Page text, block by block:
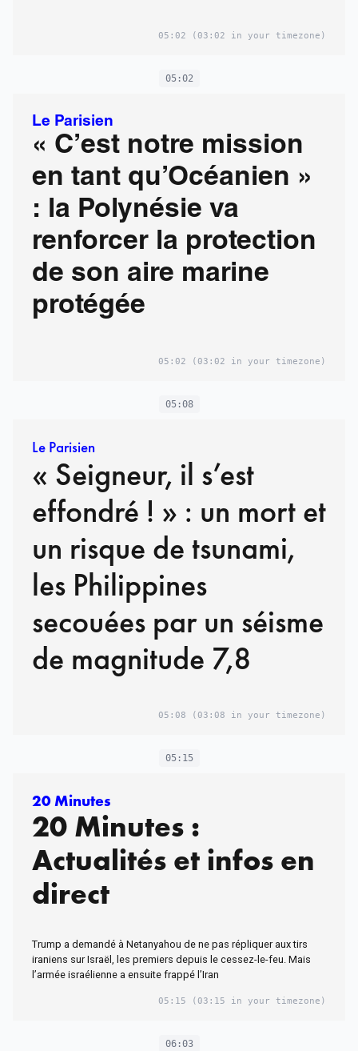
05:02 (03:02 in your timezone)
05:02
Le Parisien
« C’est notre mission
en tant qu’Océanien »
: la Polynésie va
renforcer la protection
de son aire marine
protégée
05:02 (03:02 in your timezone)
05:08
Le Parisien
« Seigneur, il s’est
effondré ! » : un mort et
un risque de tsunami,
les Philippines
secouées par un séisme
de magnitude 7,8
05:08 (03:08 in your timezone)
05:15
20 Minutes
20 Minutes :
Actualités et infos en
direct
Trump a demandé à Netanyahou de ne pas répliquer aux tirs
iraniens sur Israël, les premiers depuis le cessez-le-feu. Mais
l’armée israélienne a ensuite frappé l’Iran
05:15 (03:15 in your timezone)
06:03